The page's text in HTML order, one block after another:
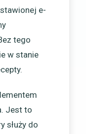
e-
tego
w stanie
Jest to
służy do